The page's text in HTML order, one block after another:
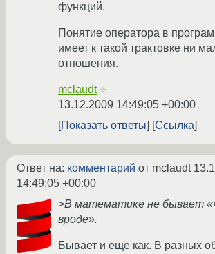
функций.
Понятие оператора в
имеет к такой трактовке ни
отношения.
mclaudt ☆
13.12.2009 14:49:05 +00:00
Показать ответы
Ссылка
Ответ на: комментарий от mclaudt
14:49:05 +00:00
>В математике не бывает
вроде».
Бывает и еще как. В разных